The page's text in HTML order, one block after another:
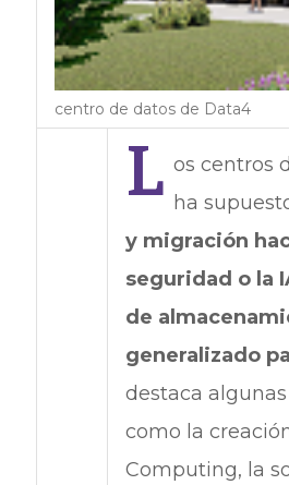
centro de datos de Data4
L os centros
ha
y migración
seguridad o la
de
generalizado
destaca
como la
Computing, la